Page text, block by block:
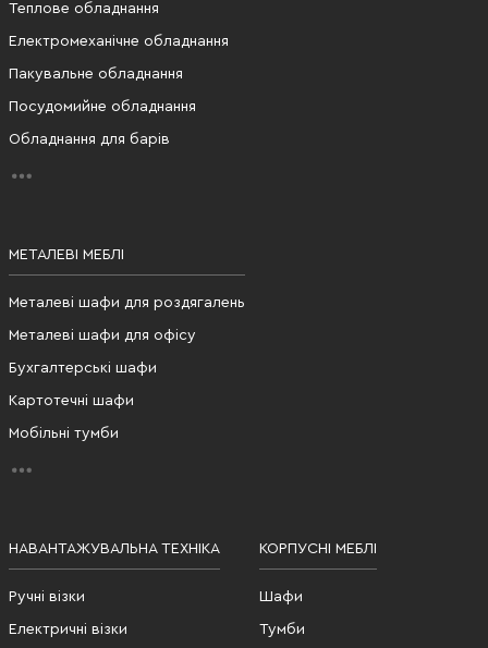
Теплове обладнання
Електромеханічне обладнання
Пакувальне обладнання
Посудомийне обладнання
Обладнання для барів
МЕТАЛЕВІ МЕБЛІ
Металеві шафи для роздягалень
Металеві шафи для офісу
Бухгалтерські шафи
Картотечні шафи
Мобільні тумби
НАВАНТАЖУВАЛЬНА ТЕХНІКА
Ручні візки
Електричні візки
КОРПУСНІ МЕБЛІ
Шафи
Тумби